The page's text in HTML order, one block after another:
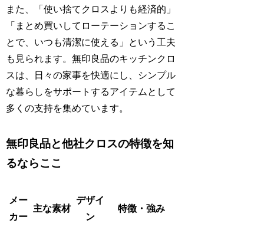
また、「使い捨てクロスよりも経済的」
「まとめ買いしてローテーションするこ
とで、いつも清潔に使える」という工夫
も見られます。無印良品のキッチンクロ
スは、日々の家事を快適にし、シンプル
な暮らしをサポートするアイテムとして
多くの支持を集めています。
無印良品と他社クロスの特徴を知
るならここ
メー
カー
主な素材
デザイ
ン
特徴・強み